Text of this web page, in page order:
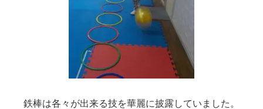
鉄棒は各々が出来る技を華麗に披露していました。